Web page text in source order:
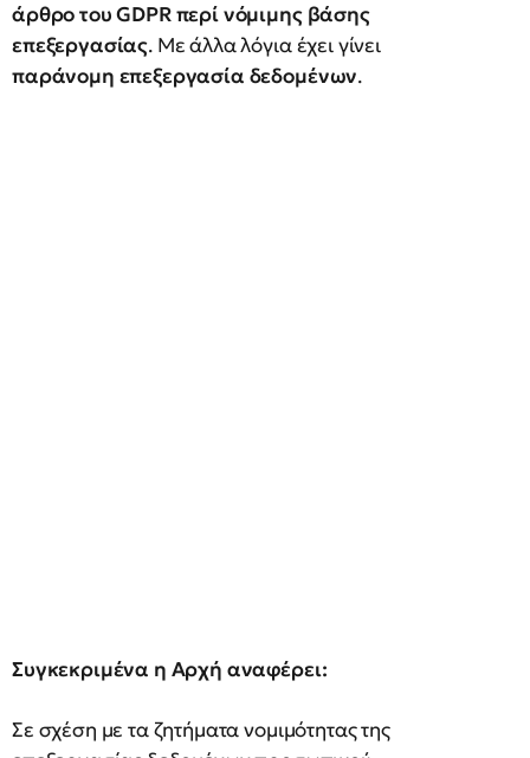
άρθρο του GDPR περί νόμιμης βάσης
επεξεργασίας. Με άλλα λόγια έχει γίνει
παράνομη επεξεργασία δεδομένων.
Συγκεκριμένα η Αρχή αναφέρει:
Σε σχέση με τα ζητήματα νομιμότητας της